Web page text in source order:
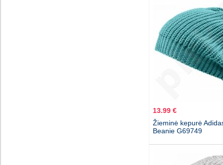
13.99 €
Žieminė kepurė
Beanie G69749